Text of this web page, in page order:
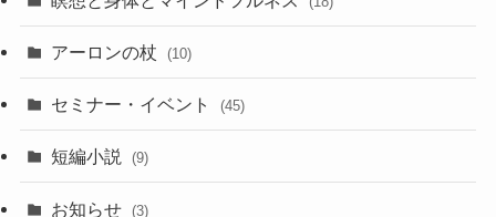
アーロンの杖 (10)
セミナー・イベント (45)
短編小説 (9)
お知らせ (3)